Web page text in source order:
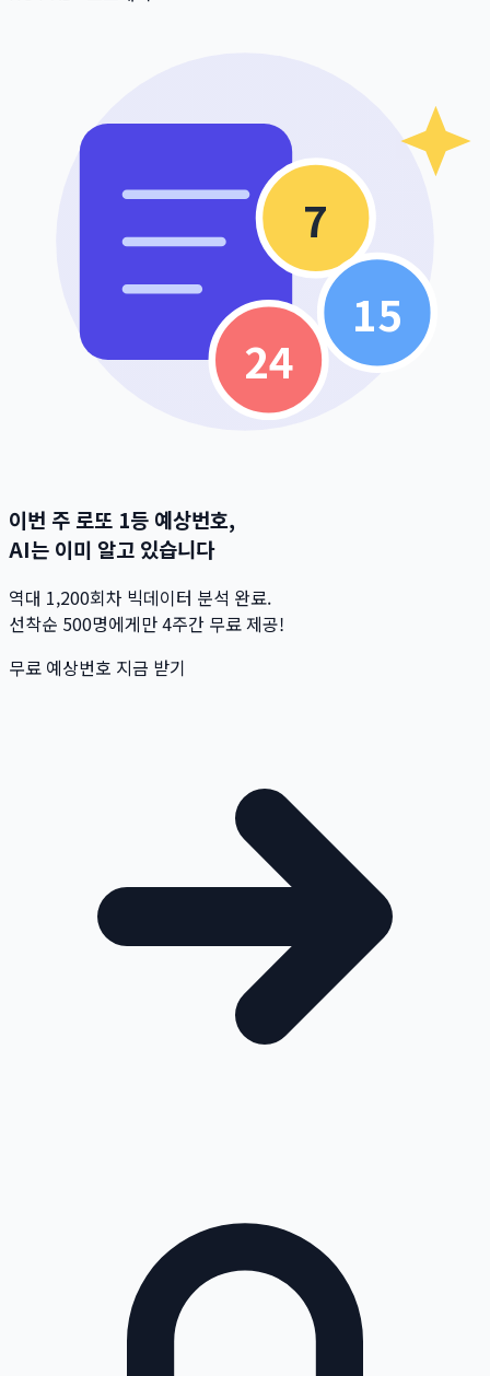
7
15
24
이번 주 로또 1등 예상번호,
AI는 이미 알고 있습니다
역대 1,200회차 빅데이터 분석 완료.
선착순 500명에게만 4주간 무료 제공!
무료 예상번호 지금 받기